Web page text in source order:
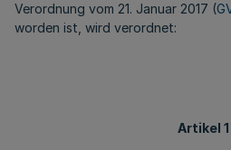
Verordnung vom 21. Januar 2017 (
worden ist, wird verordnet:
Artikel 1